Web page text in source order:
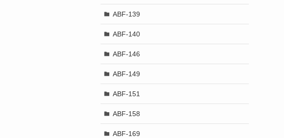
ABF-139
ABF-140
ABF-146
ABF-149
ABF-151
ABF-158
ABF-169